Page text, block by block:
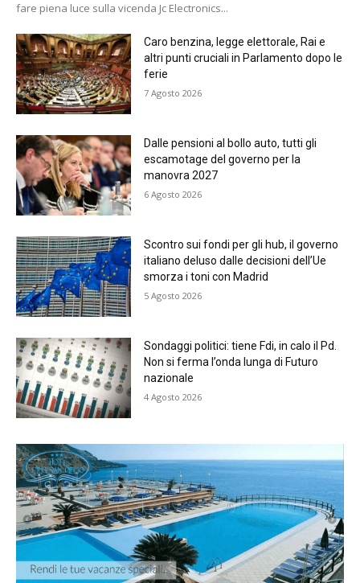
fare piena luce sulla vicenda Jc Electronics...
Caro benzina, legge elettorale, Rai e
altri punti cruciali in Parlamento dopo le
ferie
7 Agosto 2026
Dalle pensioni al bollo auto, tutti gli
escamotage del governo per la
manovra 2027
6 Agosto 2026
Scontro sui fondi per gli hub, il governo
italiano deluso dalle decisioni dell’Ue
smorza i toni con Madrid
5 Agosto 2026
Sondaggi politici: tiene Fdi, in calo il Pd.
Non si ferma l’onda lunga di Futuro
nazionale
4 Agosto 2026